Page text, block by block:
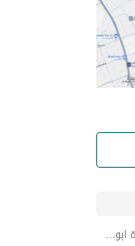
اراضي سكنية للايجار في هجره الزومان هجرة ابوطينه